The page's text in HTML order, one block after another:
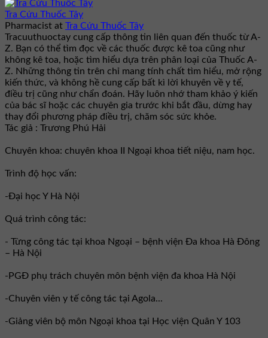
Tra Cứu Thuốc Tây
Pharmacist at Tra Cứu Thuốc Tây
Tracuuthuoctay cung cấp thông tin liên quan đến thuốc từ A-
Z. Bạn có thể tìm đọc về các thuốc được kê toa cũng như
không kê toa, hoặc tìm hiểu dựa trên phân loại của Thuốc A-
Z. Những thông tin trên chỉ mang tính chất tìm hiểu, mở rộng
kiến thức, và không hề cung cấp bất kì lời khuyên về y tế,
điều trị cũng như chẩn đoán. Hãy luôn nhớ tham khảo ý kiến
của bác sĩ hoặc các chuyên gia trước khi bắt đầu, dừng hay
thay đổi phương pháp điều trị, chăm sóc sức khỏe.
Tác giả : Trương Phú Hải
Chuyên khoa: chuyên khoa II Ngoại khoa tiết niệu, nam học.
Trình độ học vấn:
-Đại học Y Hà Nội
Quá trình công tác:
- Từng công tác tại khoa Ngoại – bệnh viện Đa khoa Hà Đông
– Hà Nội
-PGĐ phụ trách chuyên môn bệnh viện đa khoa Hà Nội
-Chuyên viên y tế công tác tại Agola...
-Giảng viên bộ môn Ngoại khoa tại Học viện Quân Y 103